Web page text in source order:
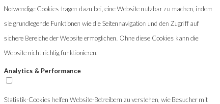
Notwendige Cookies tragen dazu bei, eine Website nutzbar zu machen, indem
sie grundlegende Funktionen wie die Seitennavigation und den Zugriff auf
sichere Bereiche der Website ermöglichen. Ohne diese Cookies kann die
Website nicht richtig funktionieren.
Analytics & Performance
Statistik-Cookies helfen Website-Betreibern zu verstehen, wie Besucher mit